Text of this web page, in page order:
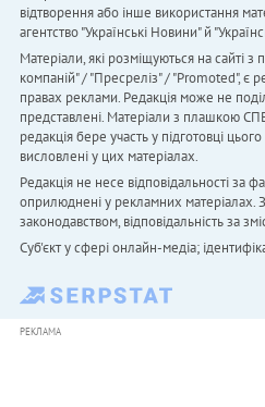
відтворення або інше використання
агентство "Українськi Новини" й
Матеріали, які розміщуються на сайті
компаній" / "Пресреліз" / "Promoted", є
правах реклами. Редакція може не
представлені. Матеріали з плашкою
редакція бере участь у підготовці
висловлені у цих матеріалах.
Редакція не несе відповідальності за
оприлюднені у рекламних матеріалах.
законодавством, відповідальність за
Cуб'єкт у сфері онлайн-медіа;
РЕКЛАМА